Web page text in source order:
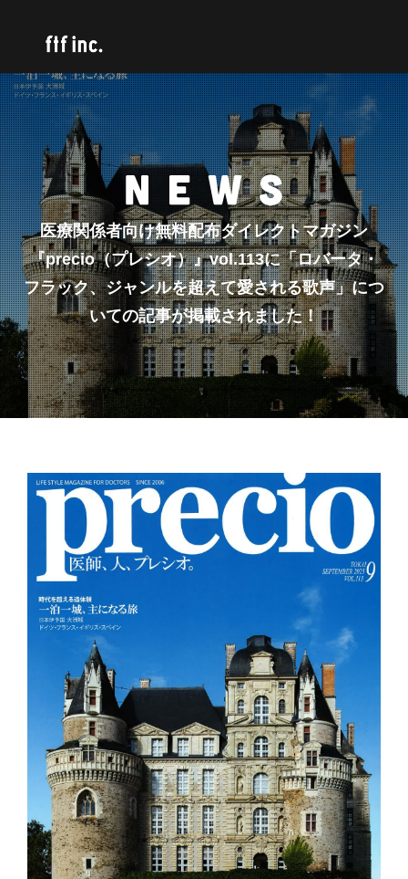
医療関係者向け無料配布ダイレクトマガジン
『precio（プレシオ）』vol.113に「ロバータ・
フラック、ジャンルを超えて愛される歌声」につ
いての記事が掲載されました！